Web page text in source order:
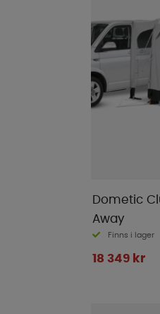
Dometic
Away
Finns i lager
18 349 kr